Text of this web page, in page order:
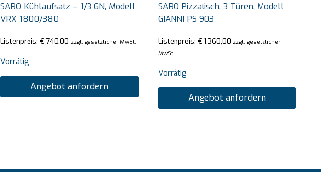
SARO Kühlaufsatz – 1/3 GN, Modell
VRX 1800/380
Listenpreis: € 740,00 zzgl. gesetzlicher MwSt.
Vorrätig
Angebot anfordern
SARO Pizzatisch, 3 Türen, Modell
GIANNI PS 903
Listenpreis: €1.360,00 zzgl. gesetzlicher
MwSt.
Vorrätig
Angebot anfordern